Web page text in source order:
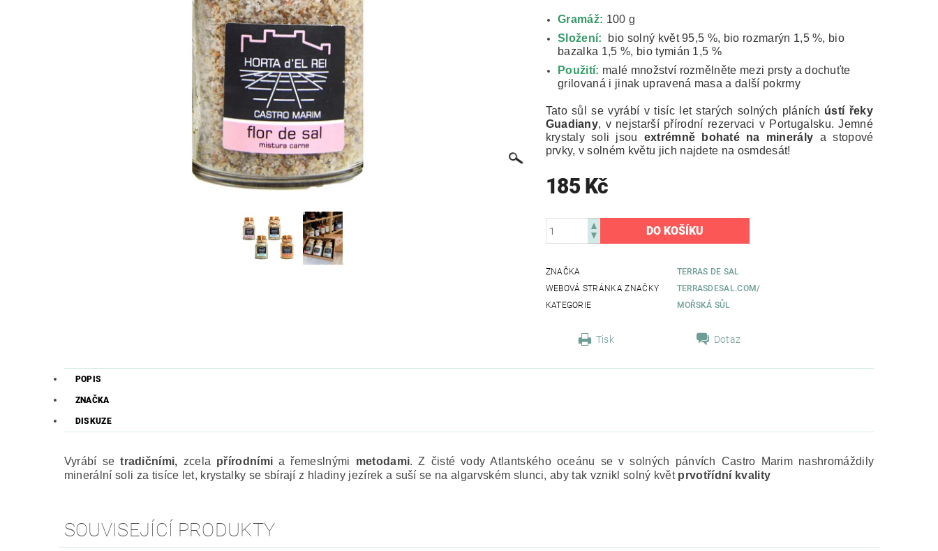
Gramáž: 100 g
Složení:
bio solný květ 95,5 %, bio rozmarýn 1,5 %, bio
bazalka 1,5 %, bio tymián 1,5 %
Použití: malé množství rozmělněte mezi prsty a dochuťte
grilovaná i jinak upravená masa a další pokrmy
Tato sůl se vyrábí v tisíc let starých solných pláních ústí řeky
Guadiany, v nejstarší přírodní rezervaci v Portugalsku. Jemné
krystaly soli jsou extrémně bohaté na minerály a stopové
prvky, v solném květu jich najdete na osmdesát!
185 Kč
ZNAČKA
TERRAS DE SAL
WEBOVÁ STRÁNKA ZNAČKY
TERRASDESAL.COM/
KATEGORIE
MOŘSKÁ SŮL
Tisk Dotaz
POPIS
ZNAČKA
DISKUZE
Vyrábí setradičními, zcela přírodními a řemeslnými metodami. Z čisté vody Atlantského oceánu se v solných pánvích Castro Marim nashromáždily
minerální soli za tisíce let, krystalky se sbírají z hladiny jezírek a suší se na algarvském slunci, aby tak vznikl solný květ prvotřídní kvality
SOUVISEJÍCÍ PRODUKTY